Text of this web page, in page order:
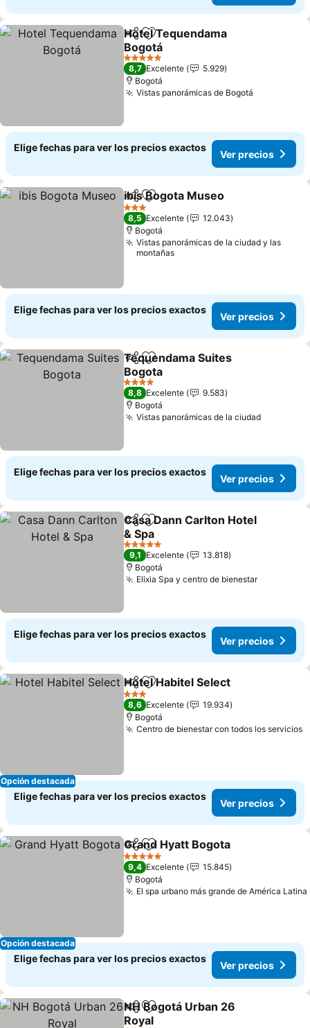
CompartirAgregar a favoritos
Hotel Tequendama
Bogotá
5 Estrellas
8,7 Excelente
5.929
Bogotá
Vistas panorámicas de Bogotá
Elige fechas para ver los precios exactos
Ver precios
CompartirAgregar a favoritos
ibis Bogota Museo
3 Estrellas
8,5 Excelente
12.043
Bogotá
Vistas panorámicas de la ciudad y las
montañas
Elige fechas para ver los precios exactos
Ver precios
Compartir
Agregar a favoritos
Tequendama Suites
Bogota
4 Estrellas
8,8 Excelente
9.583
Bogotá
Vistas panorámicas de la ciudad
Elige fechas para ver los precios exactos
Ver precios
CompartirAgregar a favoritos
Casa Dann Carlton Hotel
& Spa
5 Estrellas
9,1 Excelente
13.818
Bogotá
Elixia Spa y centro de bienestar
Elige fechas para ver los precios exactos
Ver precios
Opción destacada
CompartirAgregar a favoritos
Hotel Habitel Select
3 Estrellas
8,6 Excelente
19.934
Bogotá
Centro de bienestar con todos los servicios
Elige fechas para ver los precios exactos
Ver precios
Opción destacada
CompartirAgregar a favoritos
Grand Hyatt Bogota
5 Estrellas
9,4 Excelente
15.845
Bogotá
El spa urbano más grande de América Latina
Elige fechas para ver los precios exactos
Ver precios
CompartirAgregar a favoritos
NH Bogotá Urban 26
Royal